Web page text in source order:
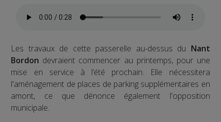
Les travaux de cette passerelle au-dessus du Nant
Bordon devraient commencer au printemps, pour une
mise en service à l’été prochain. Elle nécessitera
l'aménagement de places de parking supplémentaires en
amont, ce que dénonce également l'opposition
municipale.